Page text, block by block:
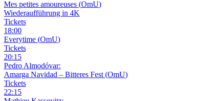
Mes petites amoureuses (OmU)
Wiederaufführung in 4K
Tickets
18:00
Everytime (OmU)
Tickets
20:15
Pedro Almodóvar:
Amarga Navidad – Bitteres Fest (OmU)
Tickets
22:15